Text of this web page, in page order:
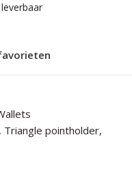
, Triangle pointholder,